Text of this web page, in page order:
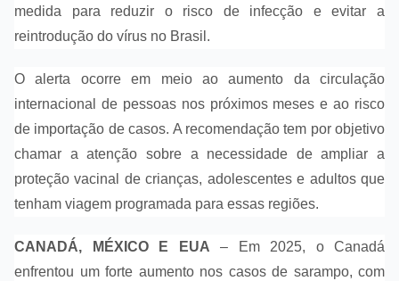
medida para reduzir o risco de infecção e evitar a
reintrodução do vírus no Brasil.
O alerta ocorre em meio ao aumento da circulação
internacional de pessoas nos próximos meses e ao risco
de importação de casos. A recomendação tem por objetivo
chamar a atenção sobre a necessidade de ampliar a
proteção vacinal de crianças, adolescentes e adultos que
tenham viagem programada para essas regiões.
CANADÁ, MÉXICO E EUA – Em 2025, o Canadá
enfrentou um forte aumento nos casos de sarampo, com